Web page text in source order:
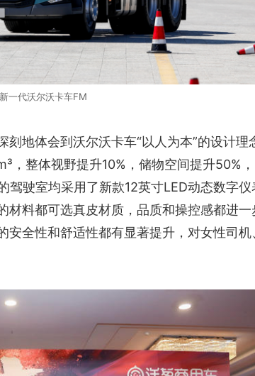
一代沃尔沃卡车FM
地体会到沃尔沃卡车“以人为本”的设计理
，整体视野提升10%，储物空间提升50%
驾驶室均采用了新款12英寸LED动态数字仪
材料都可选真皮材质，品质和操控感都进一
安全性和舒适性都有显著提升，对女性司机